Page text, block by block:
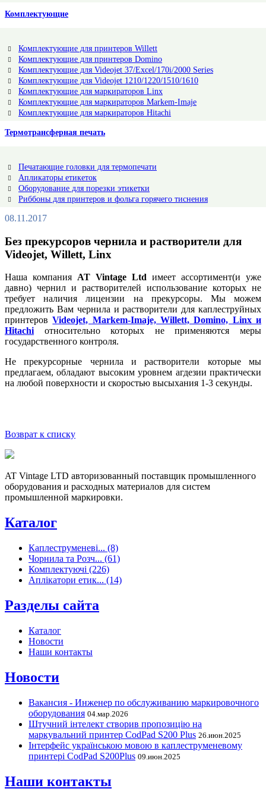
Комплектующие
Комплектующие для принтеров Willett
Комплектующие для принтеров Domino
Комплектующие для Videojet 37/Excel/170i/2000 Series
Комплектующие для Videojet 1210/1220/1510/1610
Комплектующие для маркираторов Linx
Комплектующие для маркираторов Markem-Imaje
Комплектующие для маркираторов Hitachi
Термотрансферная печать
Печатающие головки для термопечати
Апликаторы етикеток
Оборудование для порезки этикетки
Риббоны для принтеров и фольга горячего тиснения
08.11.2017
Без прекурсоров чернила и растворители для
Videojet, Willett, Linx
Наша компания AT Vintage Ltd имеет ассортимент(и уже
давно) чернил и растворителей использование которых не
требует наличия лицензии на прекурсоры. Мы можем
предложить Вам чернила и растворители для каплеструйных
принтеровVideojet, Markem-Imaje, Willett, Domino, Linx и
Hitachi
относительно которых не применяются меры
государственного контроля.
Не прекурсорные чернила и растворители которые мы
предлагаем, обладают высоким уровнем агдезии практически
на любой поверхности и скоростью высыхания 1-3 секунды.
Возврат к списку
AT Vintage LTD авторизованный поставщик промышленного
оборудования и расходных материалов для систем
промышленной маркировки.
Каталог
Каплеструменеві... (8)
Чорнила та Розч... (61)
Комплектуючі (226)
Аплікатори етик... (14)
Разделы сайта
Каталог
Новости
Наши контакты
Новости
Вакансия - Инженер по обслуживанию маркировочного
оборудования 04.мар.2026
Штучний інтелект створив пропозицію на
маркувальний принтер CodPad S200 Plus 26.июн.2025
Інтерфейс українською мовою в каплеструменевому
принтері CodPad S200Plus 09.июн.2025
Наши контакты